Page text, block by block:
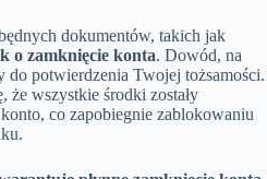
dokumentów, takich jak
o zamknięcie konta. Dowód, na
do potwierdzenia Twojej tożsamości.
że wszystkie środki zostały
co zapobiegnie zablokowaniu